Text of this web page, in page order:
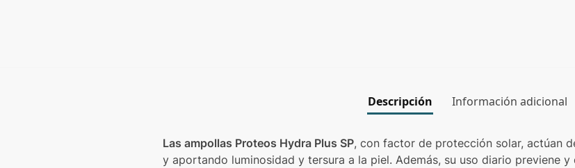
Descripción Información adicional
Las ampollas Proteos Hydra Plus SP, con factor de protección solar, actúan
y aportando luminosidad y tersura a la piel. Además, su uso diario previene